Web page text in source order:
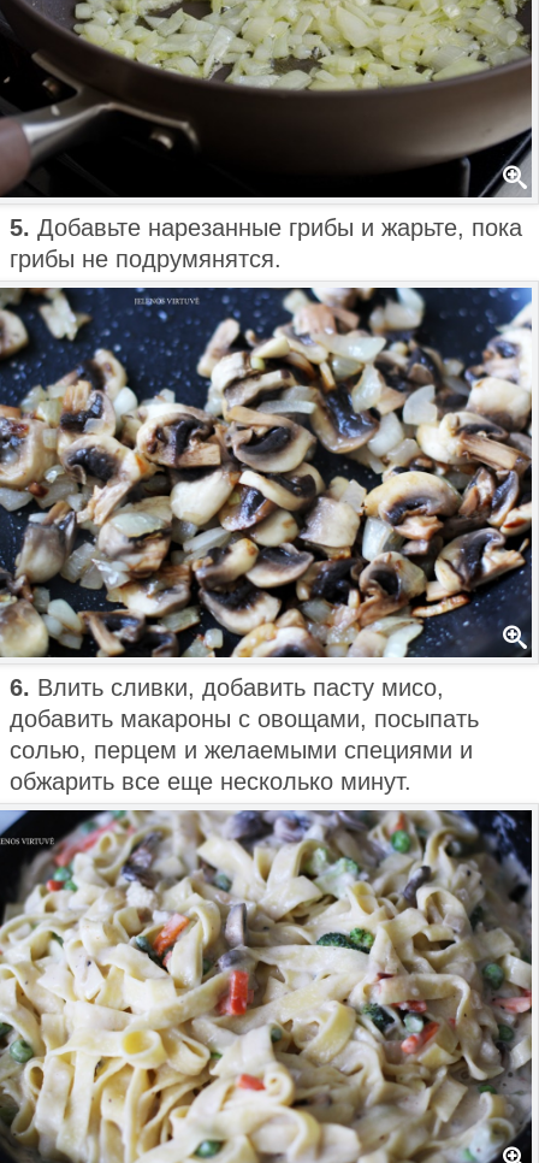
5. Добавьте нарезанные грибы и жарьте, пока
грибы не подрумянятся.
6. Влить сливки, добавить пасту мисо,
добавить макароны с овощами, посыпать
солью, перцем и желаемыми специями и
обжарить все еще несколько минут.